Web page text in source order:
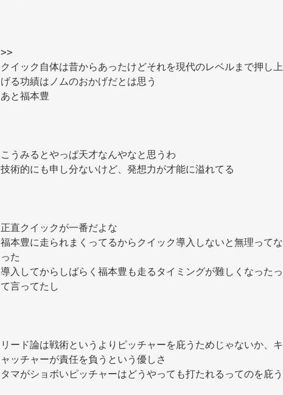
>>
クイック自体は昔からあったけどそれを現代のレベルまで押し上
げる功績はノムのおかげだとは思う
あと福本豊
こうみるとやっぱ天才なんやなと思うわ
技術的にも申し分ないけど、発想力が才能に溢れてる
正直クイックが一番だよな
福本豊に走られまくってるからクイック導入しないと無理ってな
った
導入してからしばらく福本豊も走るタイミングが難しくなったっ
て言ってたし
リード論は戦術というよりピッチャーを庇うためじゃないか、キ
ャッチャーが責任を負うという優しさ